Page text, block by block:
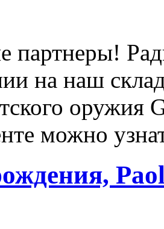
партнеры!
на наш
оружия
можно